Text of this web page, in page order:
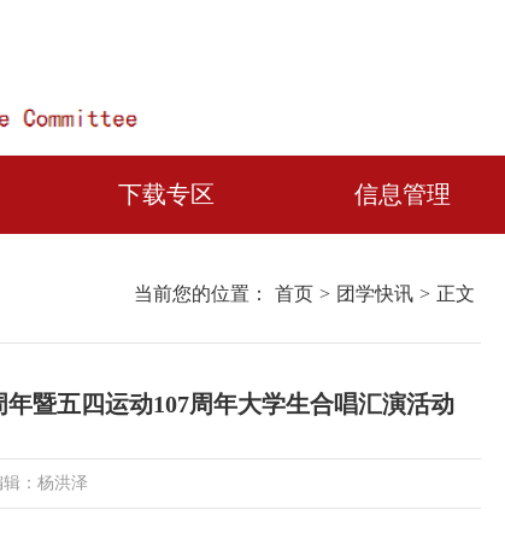
下载专区 信息管理
当前您的位置： 首页 > 团学快讯 > 正文
暨五四运动107周年大学生合唱汇演活动
辑：杨洪泽